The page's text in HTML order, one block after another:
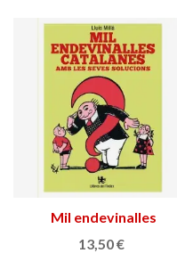
Mil endevinalles
catalanes amb les seves
13,50 €